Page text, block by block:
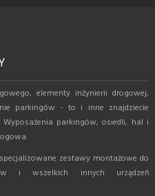
elementy inżynierii drogowej,
parkingów - to i inne znajdziecie
parkingów, osiedli, hal i
zestawy montażowe do
i wszelkich innych urządzeń